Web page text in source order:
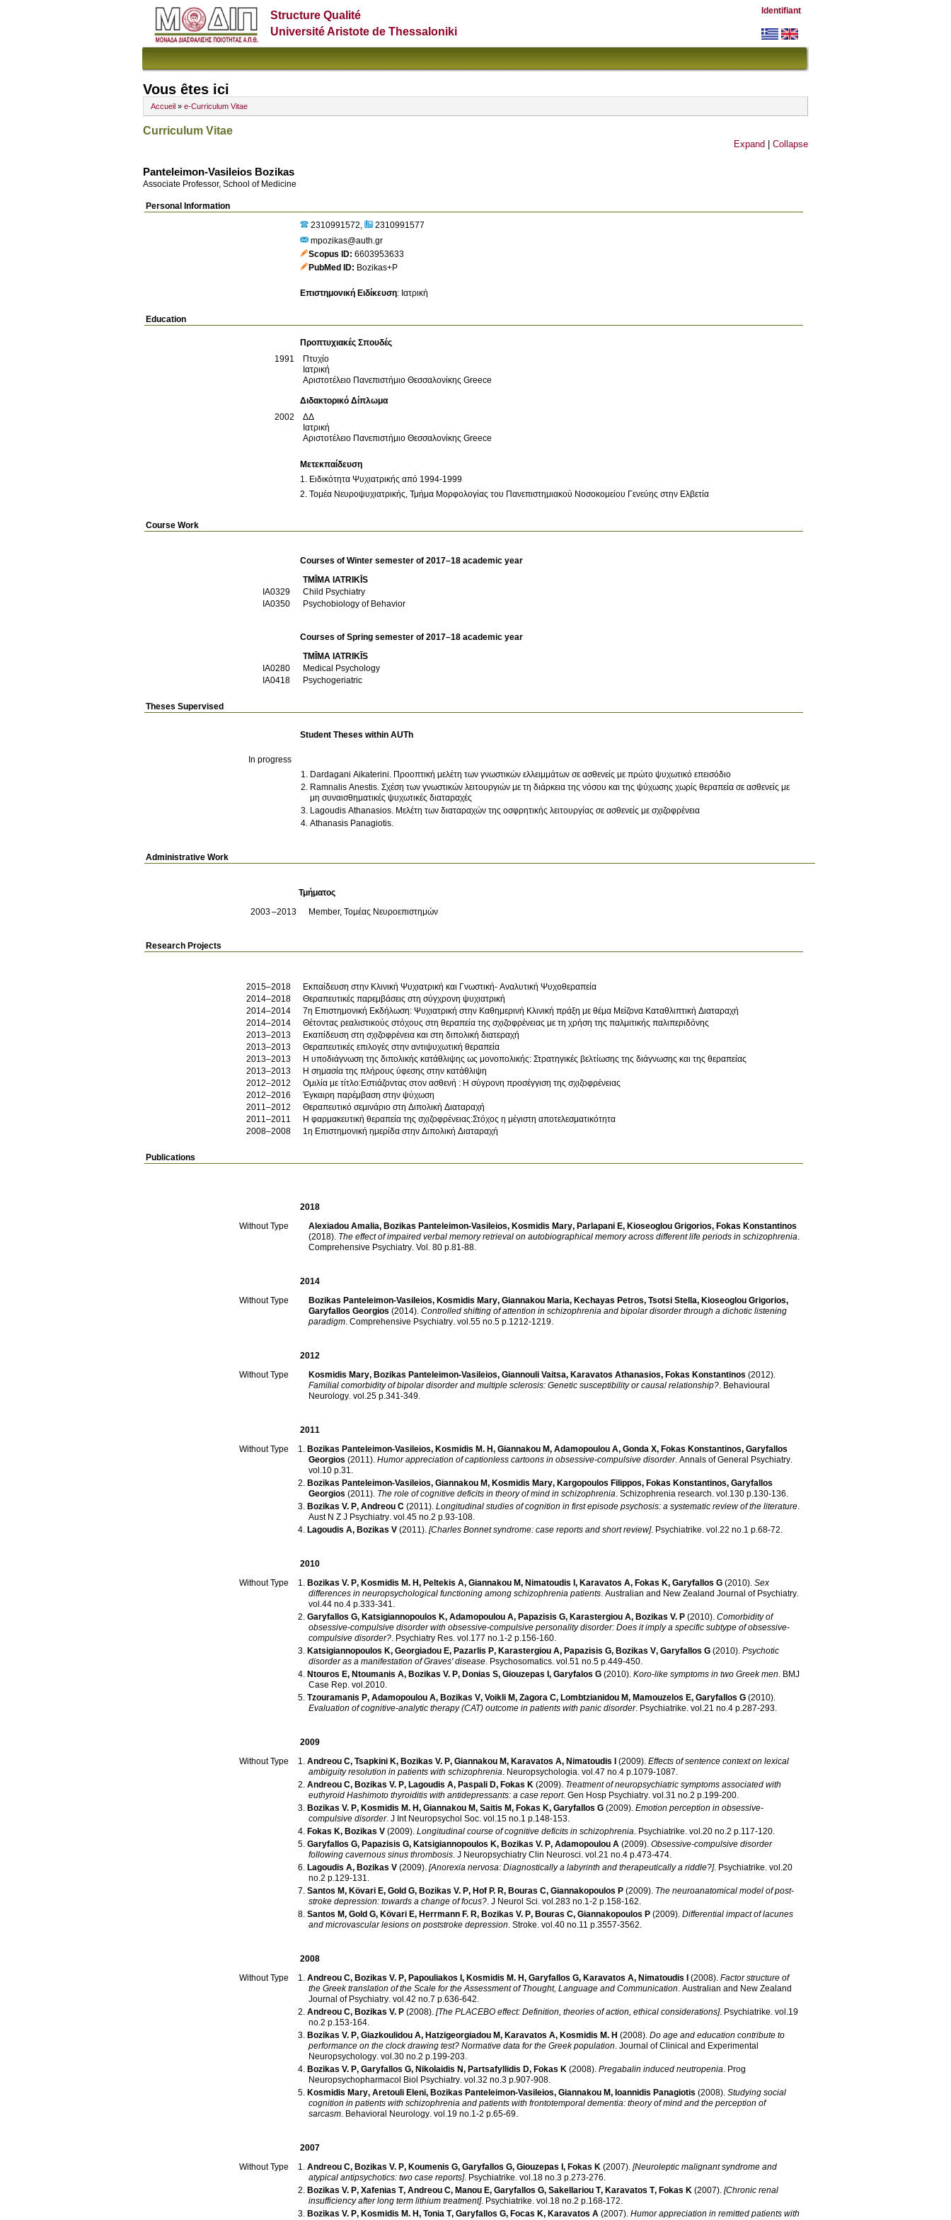
Structure Qualité
Université Aristote de Thessaloniki
Identifiant
Vous êtes ici
Accueil » e-Curriculum Vitae
Curriculum Vitae
Expand Collapse
Panteleimon-Vasileios Bozikas
Associate Professor, School of Medicine
Personal Information
2310991572
2310991577
mpozikas@auth.gr
Scopus ID 6603953633
PubMed ID Bozikas+P
Επιστημονική Ειδίκευση: Ιατρική
Education
Προπτυχιακές Σπουδές
1991
Πτυχίο
Ιατρική
Αριστοτέλειο Πανεπιστήμιο Θεσσαλονίκης Greece
Διδακτορικό Δίπλωμα
2002
ΔΔ
Ιατρική
Αριστοτέλειο Πανεπιστήμιο Θεσσαλονίκης Greece
Μετεκπαίδευση
2. Τομέα Νευροψυχιατρικής, Τμήμα Μορφολογίας του Πανεπιστημιακού Νοσοκομείου Γενεύης στην Ελβετία
Course Work
Courses of Winter semester of 2017–18 academic year
TMĪMA IATRIKĪS
ΙΑ0329
Child Psychiatry
ΙΑ0350
Psychobiology of Behavior
Courses of Spring semester of 2017–18 academic year
TMĪMA IATRIKĪS
ΙΑ0280
Medical Psychology
ΙΑ0418
Psychogeriatric
Theses Supervised
Student Theses within AUTh
In progress
Dardagani Aikaterini. Προοπτική μελέτη των γνωστικών ελλειμμάτων σε ασθενείς με πρώτο ψυχωτικό επεισόδιο
Ramnalis Anestis. Σχέση των γνωστικών λειτουργιών με τη διάρκεια της νόσου και της ψύχωσης χωρίς θεραπεία σε ασθενείς με
μη συναισθηματικές ψυχωτικές διαταραχές
Lagoudis Athanasios. Μελέτη των διαταραχών της οσφρητικής λειτουργίας σε ασθενείς με σχιζοφρένεια
Athanasis Panagiotis.
Administrative Work
Τμήματος
2003
2013 Member, Τομέας Νευροεπιστημών
Research Projects
2015–2018
Εκπαίδευση στην Κλινική Ψυχιατρική και Γνωστική- Αναλυτική Ψυχοθεραπεία
2014–2018
Θεραπευτικές παρεμβάσεις στη σύγχρονη ψυχιατρική
2014–2014
7η Επιστημονική Εκδήλωση: Ψυχιατρική στην Καθημερινή Κλινική πράξη με θέμα Μείζονα Καταθλιπτική Διαταραχή
2014–2014
Θέτοντας ρεαλιστικούς στόχους στη θεραπεία της σχιζοφρένειας με τη χρήση της παλμιτικής παλιπεριδόνης
2013–2013
Εκαπίδευση στη σχιζοφρένεια και στη διπολική διατεραχή
2013–2013
Θεραπευτικές επιλογές στην αντιψυχωτική θεραπεία
2013–2013
Η υποδιάγνωση της διπολικής κατάθλιψης ως μονοπολικής: Στρατηγικές βελτίωσης της διάγνωσης και της θεραπείας
2013–2013
Η σημασία της πλήρους ύφεσης στην κατάθλιψη
2012–2012
Ομιλία με τίτλο:Εστιάζοντας στον ασθενή : Η σύγρονη προσέγγιση της σχιζοφρένειας
2012–2016
Έγκαιρη παρέμβαση στην ψύχωση
2011–2012
Θεραπευτικό σεμινάριο στη Διπολική Διαταραχή
2011–2011
Η φαρμακευτική θεραπεία της σχιζοφρένειας:Στόχος η μέγιστη αποτελεσματικότητα
2008–2008
1η Επιστημονική ημερίδα στην Διπολική Διαταραχή
Publications
2018
Without Type
Alexiadou Amalia, Bozikas Panteleimon-Vasileios, Kosmidis Mary, Parlapani E, Kioseoglou Grigorios, Fokas Konstantinos
(2018). The effect of impaired verbal memory retrieval on autobiographical memory across different life periods in schizophrenia.
Comprehensive Psychiatry. Vol. 80 p.81-88.
2014
Without Type
Bozikas Panteleimon-Vasileios, Kosmidis Mary, Giannakou Maria, Kechayas Petros, Tsotsi Stella, Kioseoglou Grigorios,
Garyfallos Georgios (2014). Controlled shifting of attention in schizophrenia and bipolar disorder through a dichotic listening
paradigm. Comprehensive Psychiatry. vol.55 no.5 p.1212-1219.
2012
Without Type
Kosmidis Mary, Bozikas Panteleimon-Vasileios, Giannouli Vaitsa, Karavatos Athanasios, Fokas Konstantinos (2012).
Familial comorbidity of bipolar disorder and multiple sclerosis: Genetic susceptibility or causal relationship?. Behavioural
Neurology. vol.25 p.341-349.
2011
Without Type
Bozikas Panteleimon-Vasileios, Kosmidis M. H, Giannakou M, Adamopoulou A, Gonda X, Fokas Konstantinos, Garyfallos
Georgios (2011). Humor appreciation of captionless cartoons in obsessive-compulsive disorder. Annals of General Psychiatry.
vol.10 p.31.
Bozikas Panteleimon-Vasileios, Giannakou M, Kosmidis Mary, Kargopoulos Filippos, Fokas Konstantinos, Garyfallos
Georgios (2011). The role of cognitive deficits in theory of mind in schizophrenia. Schizophrenia research. vol.130 p.130-136.
Bozikas V. P, Andreou C (2011). Longitudinal studies of cognition in first episode psychosis: a systematic review of the literature.
Aust N Z J Psychiatry. vol.45 no.2 p.93-108.
Lagoudis A, Bozikas V (2011). [Charles Bonnet syndrome: case reports and short review]. Psychiatrike. vol.22 no.1 p.68-72.
2010
Without Type
Bozikas V. P, Kosmidis M. H, Peltekis A, Giannakou M, Nimatoudis I , Karavatos A, Fokas K, Garyfallos G (2010). Sex
differences in neuropsychological functioning among schizophrenia patients. Australian and New Zealand Journal of Psychiatry.
vol.44 no.4 p.333-341.
Garyfallos G, Katsigiannopoulos K, Adamopoulou A, Papazisis G, Karastergiou A, Bozikas V. P (2010). Comorbidity of
obsessive-compulsive disorder with obsessive-compulsive personality disorder: Does it imply a specific subtype of obsessive-
compulsive disorder?. Psychiatry Res. vol.177 no.1-2 p.156-160.
Katsigiannopoulos K, Georgiadou E, Pazarlis P, Karastergiou A, Papazisis G, Bozikas V, Garyfallos G (2010). Psychotic
disorder as a manifestation of Graves' disease. Psychosomatics. vol.51 no.5 p.449-450.
Ntouros E, Ntoumanis A, Bozikas V. P, Donias S, Giouzepas I, Garyfalos G (2010). Koro-like symptoms in two Greek men. BMJ
Case Rep. vol.2010.
Tzouramanis P, Adamopoulou A, Bozikas V, Voikli M, Zagora C, Lombtzianidou M, Mamouzelos E, Garyfallos G (2010).
Evaluation of cognitive-analytic therapy (CAT) outcome in patients with panic disorder. Psychiatrike. vol.21 no.4 p.287-293.
2009
Without Type
Andreou C, Tsapkini K, Bozikas V. P, Giannakou M, Karavatos A, Nimatoudis I (2009). Effects of sentence context on lexical
ambiguity resolution in patients with schizophrenia. Neuropsychologia. vol.47 no.4 p.1079-1087.
Andreou C, Bozikas V. P, Lagoudis A, Paspali D, Fokas K (2009). Treatment of neuropsychiatric symptoms associated with
euthyroid Hashimoto thyroiditis with antidepressants: a case report. Gen Hosp Psychiatry. vol.31 no.2 p.199-200.
Bozikas V. P, Kosmidis M. H, Giannakou M, Saitis M, Fokas K, Garyfallos G (2009). Emotion perception in obsessive-
compulsive disorder. J Int Neuropsychol Soc. vol.15 no.1 p.148-153.
Fokas K, Bozikas V (2009). Longitudinal course of cognitive deficits in schizophrenia. Psychiatrike. vol.20 no.2 p.117-120.
Garyfallos G, Papazisis G, Katsigiannopoulos K, Bozikas V. P, Adamopoulou A (2009). Obsessive-compulsive disorder
following cavernous sinus thrombosis. J Neuropsychiatry Clin Neurosci. vol.21 no.4 p.473-474.
Lagoudis A, Bozikas V (2009). [Anorexia nervosa: Diagnostically a labyrinth and therapeutically a riddle?]. Psychiatrike. vol.20
no.2 p.129-131.
Santos M, Kövari E, Gold G, Bozikas V. P, Hof P. R, Bouras C, Giannakopoulos P (2009). The neuroanatomical model of post-
stroke depression: towards a change of focus?. J Neurol Sci. vol.283 no.1-2 p.158-162.
Santos M, Gold G, Kövari E, Herrmann F. R, Bozikas V. P, Bouras C, Giannakopoulos P (2009) Differential impact of lacunes
and microvascular lesions on poststroke depression Stroke vol.40 no.11 p.3557-3562
2008
Without Type
Andreou C, Bozikas V. P, Papouliakos I , Kosmidis M. H, Garyfallos G, Karavatos A, Nimatoudis I (2008). Factor structure of
the Greek translation of the Scale for the Assessment of Thought, Language and Communication. Australian and New Zealand
Journal of Psychiatry. vol.42 no.7 p.636-642.
Andreou C, Bozikas V. P (2008). [The PLACEBO effect: Definition, theories of action, ethical considerations]. Psychiatrike. vol.19
no.2 p.153-164.
Bozikas V. P, Giazkoulidou A, Hatzigeorgiadou M, Karavatos A, Kosmidis M. H (2008). Do age and education contribute to
performance on the clock drawing test? Normative data for the Greek population. Journal of Clinical and Experimental
Neuropsychology. vol.30 no.2 p.199-203.
Bozikas V. P, Garyfallos G, Nikolaidis N, Partsafyllidis D, Fokas K (2008). Pregabalin induced neutropenia. Prog
Neuropsychopharmacol Biol Psychiatry. vol.32 no.3 p.907-908.
Kosmidis Mary, Aretouli Eleni, Bozikas Panteleimon-Vasileios, Giannakou M, Ioannidis Panagiotis (2008). Studying social
cognition in patients with schizophrenia and patients with frontotemporal dementia: theory of mind and the perception of
sarcasm. Behavioral Neurology. vol.19 no.1-2 p.65-69.
2007
Without Type
Andreou C, Bozikas V. P, Koumenis G, Garyfallos G, Giouzepas I , Fokas K (2007). [Neuroleptic malignant syndrome and
atypical antipsychotics: two case reports]. Psychiatrike. vol.18 no.3 p.273-276.
Bozikas V. P, Xafenias T, Andreou C, Manou E, Garyfallos G, Sakellariou T, Karavatos T, Fokas K (2007). [Chronic renal
insufficiency after long term lithium treatment]. Psychiatrike. vol.18 no.2 p.168-172.
Bozikas V. P, Kosmidis M. H, Tonia T, Garyfallos G, Focas K, Karavatos A (2007). Humor appreciation in remitted patients with